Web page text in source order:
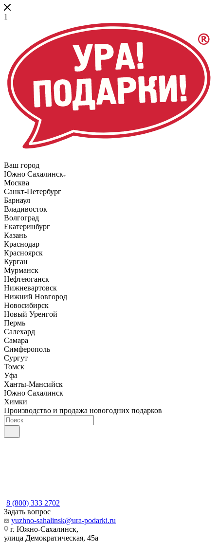
1
Ваш город
Южно Сахалинск
Москва
Санкт-Петербург
Барнаул
Владивосток
Волгоград
Екатеринбург
Казань
Краснодар
Красноярск
Курган
Мурманск
Нефтеюганск
Нижневартовск
Нижний Новгород
Новосибирск
Новый Уренгой
Пермь
Салехард
Самара
Симферополь
Сургут
Томск
Уфа
Ханты-Мансийск
Южно Сахалинск
Химки
Производство и продажа новогодних подарков
8 (800) 333 2702
Задать вопрос
yuzhno-sahalinsk@ura-podarki.ru
г. Южно-Сахалинск,
улица Демократическая, 45а